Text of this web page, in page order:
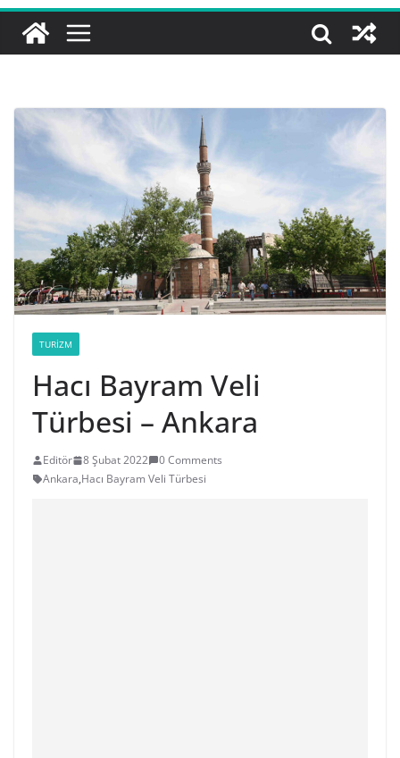
TURIZM
Hacı Bayram Veli
Türbesi – Ankara
Editör 8 Şubat 2022
0 Comments
Ankara,Hacı Bayram Veli Türbesi